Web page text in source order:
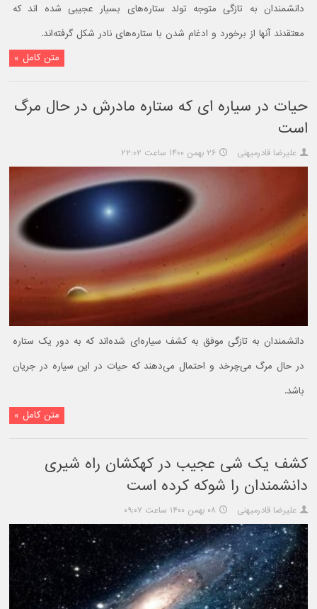
دانشمندان به تازگی متوجه تولد ستاره‌های بسیار عجیبی شده اند که
معتقدند آنها از برخورد و ادغام شدن با ستاره‌های نادر شکل گرفته‌اند.
متن کامل »
حیات در سیاره ای که ستاره مادرش در حال مرگ
است
علیرضا قادرمیهنی ۲۶ بهمن ۱۴۰۰ ساعت ۲۲:۰۲
دانشمندان به تازگی موفق به کشف سیاره‌ای شده‌اند که به دور یک ستاره
در حال مرگ می‌چرخد و احتمال می‌دهند که حیات در این سیاره در جریان
باشد.
متن کامل »
کشف یک شی عجیب در کهکشان راه شیری
دانشمندان را شوکه کرده است
علیرضا قادرمیهنی ۰۸ بهمن ۱۴۰۰ ساعت ۰۹:۰۷